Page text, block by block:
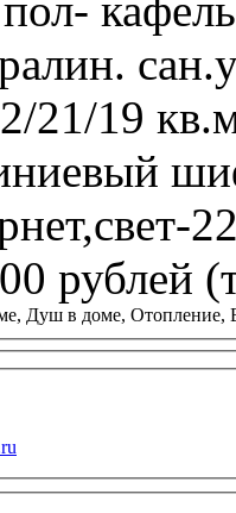
окна столярка-
рублей
Душ в доме, Отопление,